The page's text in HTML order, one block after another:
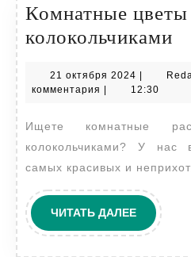
Комнатные цветы
колокольчиками
с
21 октября 2024 21
октября
|
комментария | 12:30
Ищете комнатные растения с цветами-
колокольчиками? У нас
самых красивых и
ЧИТАТЬ ДАЛЕЕЧИТАТЬ
ДАЛЕЕ